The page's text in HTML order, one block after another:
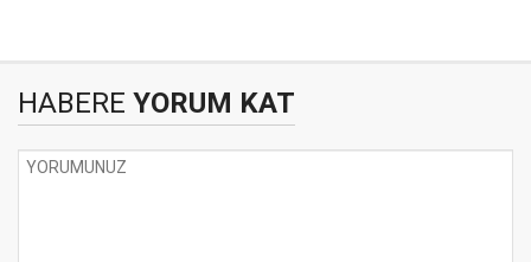
HABERE YORUM KAT